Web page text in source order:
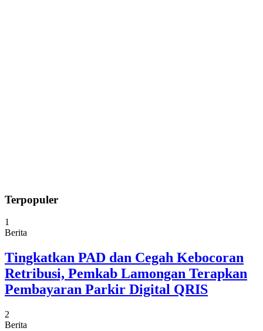
Terpopuler
1
Berita
Tingkatkan PAD dan Cegah Kebocoran
Retribusi, Pemkab Lamongan Terapkan
Pembayaran Parkir Digital QRIS
2
Berita